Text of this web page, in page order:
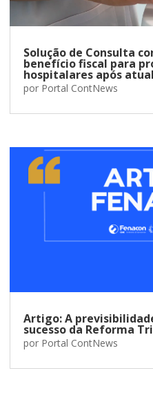
Solução de Consulta
benefício fiscal para
hospitalares após
por Portal ContNews
Artigo: A
sucesso da Reforma
por Portal ContNews